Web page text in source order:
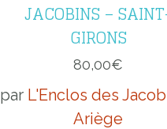
JACOBINS –
GIRONS
80,00€
par L'Enclos des
Ariège